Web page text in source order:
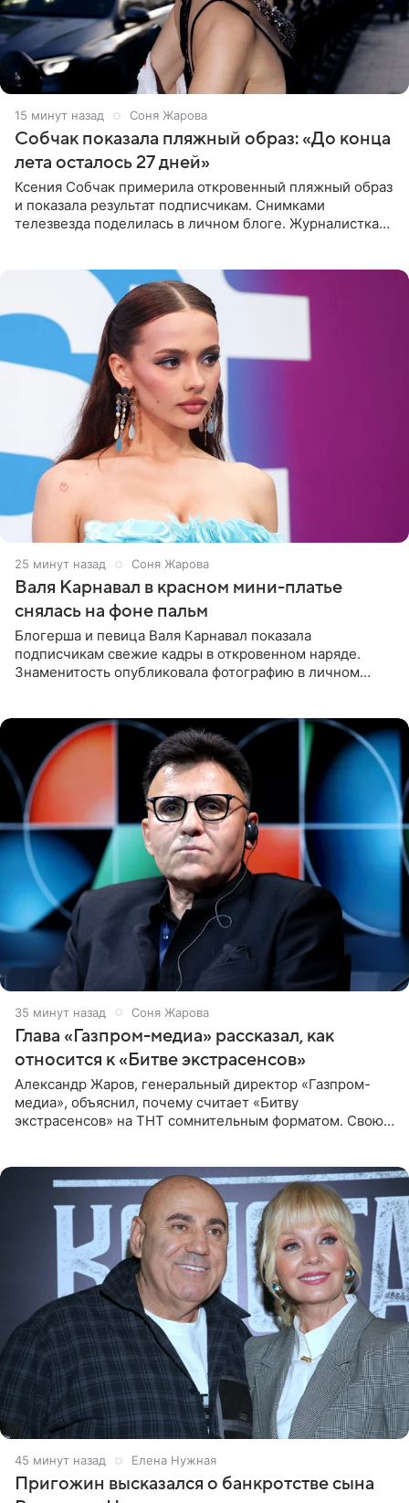
15 минут назад Соня Жарова
Собчак показала пляжный образ: «До конца
лета осталось 27 дней»
Ксения Собчак примерила откровенный пляжный образ
и показала результат подписчикам. Снимками
телезвезда поделилась в личном блоге. Журналистка
25 минут назад Соня Жарова
Валя Карнавал в красном мини-платье
снялась на фоне пальм
Блогерша и певица Валя Карнавал показала
подписчикам свежие кадры в откровенном наряде.
Знаменитость опубликовала фотографию в личном
35 минут назад Соня Жарова
Глава «Газпром-медиа» рассказал, как
относится к «Битве экстрасенсов»
Александр Жаров, генеральный директор «Газпром-
медиа», объяснил, почему считает «Битву
экстрасенсов» на ТНТ сомнительным форматом. Свою
45 минут назад Елена Нужная
Пригожин высказался о банкротстве сына